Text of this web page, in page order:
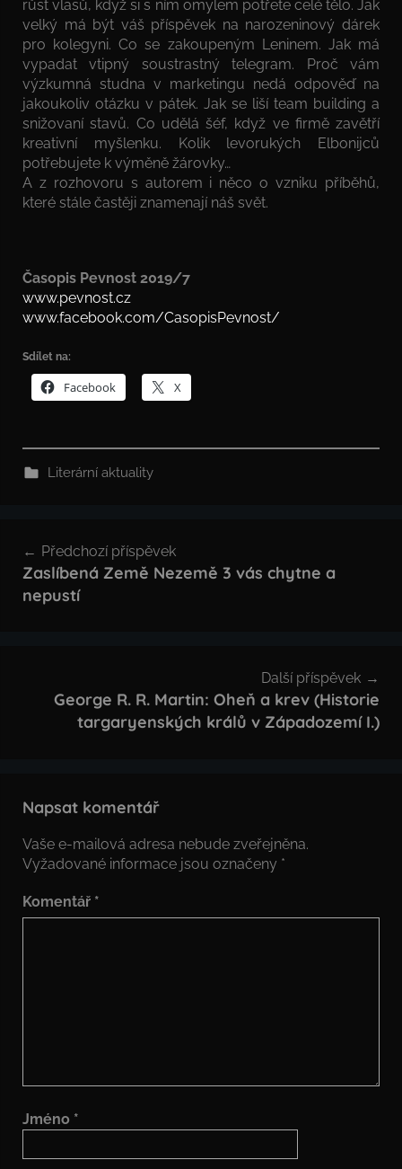
růst vlasů, když si s ním omylem potřete celé tělo. Jak
velký má být váš příspěvek na narozeninový dárek
pro kolegyni. Co se zakoupeným Leninem. Jak má
vypadat vtipný soustrastný telegram. Proč vám
výzkumná studna v marketingu nedá odpověď na
jakoukoliv otázku v pátek. Jak se liší team building a
snižovaní stavů. Co udělá šéf, když ve firmě zavětří
kreativní myšlenku. Kolik levorukých Elbonijců
potřebujete k výměně žárovky…
A z rozhovoru s autorem i něco o vzniku příběhů,
které stále častěji znamenají náš svět.
Časopis Pevnost 2019/7
www.pevnost.cz
www.facebook.com/CasopisPevnost/
Sdílet na:
Facebook X
Literární aktuality
pro
příspěvek
Předchozí příspěvek
Zaslíbená Země Nezemě 3 vás chytne a
nepustí
Další příspěvek
George R. R. Martin: Oheň a krev (Historie
targaryenských králů v Západozemí I.)
Napsat komentář
Vaše e-mailová adresa nebude zveřejněna.
Vyžadované informace jsou označeny *
Komentář *
Jméno *